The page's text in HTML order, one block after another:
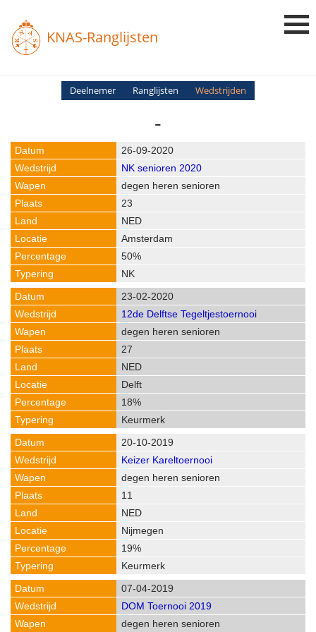
KNAS-Ranglijsten
Login
Deelnemer Ranglijsten Wedstrijden
-
26-09-2020
NK senioren 2020
degen heren senioren
23
NED
Amsterdam
50%
NK
23-02-2020
12de Delftse Tegeltjestoernooi
degen heren senioren
27
NED
Delft
18%
Keurmerk
20-10-2019
Keizer Kareltoernooi
degen heren senioren
11
NED
Nijmegen
19%
Keurmerk
07-04-2019
DOM Toernooi 2019
degen heren senioren